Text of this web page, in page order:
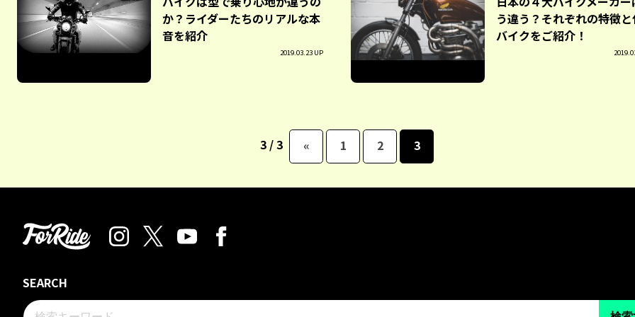
か？ライダーたちのリアルな本
音を紹介
2019.03.23 UP
う違う？それぞれの特徴
バイクをご紹介！
3 / 3 « 1 2 3
SEARCH